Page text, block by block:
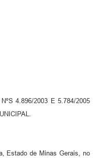
4.896/2003 E 5.784/2005
Estado de Minas Gerais, no